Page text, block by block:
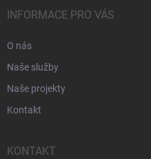
INFORMACE PRO VÁS
O nás
Naše služby
Naše projekty
Kontakt
KONTAKT